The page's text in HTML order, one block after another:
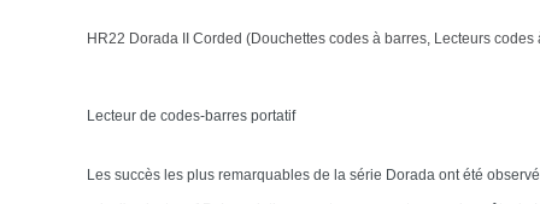
HR22 Dorada II Corded (Douchettes codes à barres, Lecteurs
Lecteur de codes-barres portatif
Les succès les plus remarquables de la série Dorada ont été